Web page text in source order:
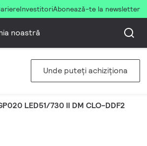
InvestitoriAbonează-te la newsletter
noastră
Unde puteți achiziționa
LED51/730 II DM CLO-DDF2